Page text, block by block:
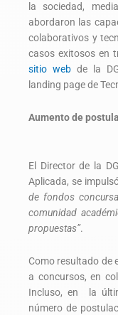
la sociedad,
abordaron las
colaborativos y
casos exitosos en
sitio webde la
landing page de
Aumento de
El Director de la
Aplicada, se
de fondos
comunidad
propuestas”.
Como resultado de
a concursos, en
Incluso, en la
número de